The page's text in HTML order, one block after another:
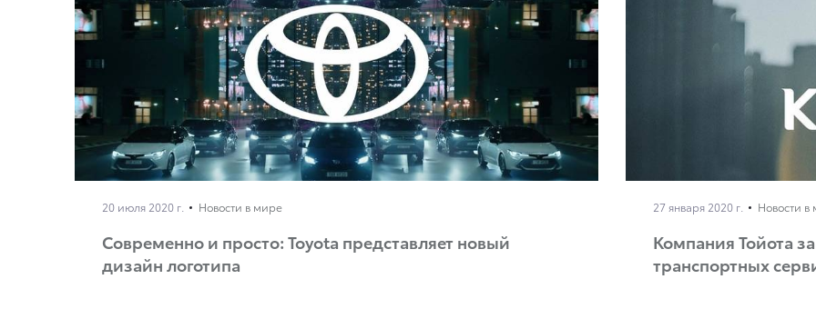
20 июля 2020 г. Новости в мире
Современно и просто: Toyota представляет новый
дизайн логотипа
27 января 2020 г. Новости в
Компания Тойота
транспортных